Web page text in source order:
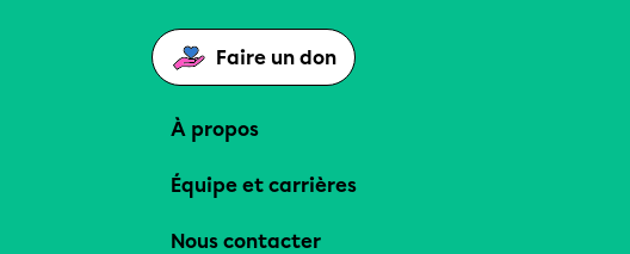
Faire un don
À propos
Équipe et carrières
Nous contacter